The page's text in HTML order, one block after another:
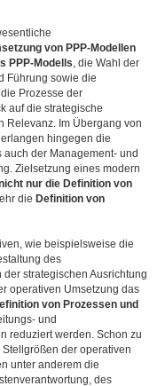
von PPP-Modellen
PPP-Modells, die Wahl der
Führung sowie die
Prozesse der
auf die strategische
Relevanz. Im Übergang von
hingegen die
der Management- und
Zielsetzung eines modern
nur die Definition von
die Definition von
wie beispielsweise die
des
strategischen Ausrichtung
operativen Umsetzung das
von Prozessen und
und
reduziert werden. Schon zu
der operativen
unter anderem die
des